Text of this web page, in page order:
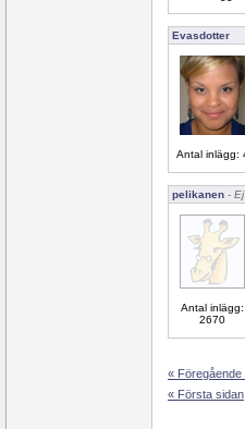
Evasdotter
Antal inlägg:
pelikanen -
Antal inlägg:
2670
« Föregående
« Första sidan